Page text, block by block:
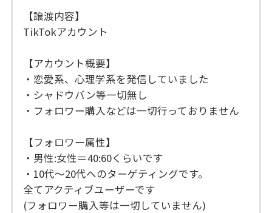
【譲渡内容】
TikTokアカウント
【アカウント概要】
・恋愛系、心理学系を発信していました
・シャドウバン等一切無し
・フォロワー購入などは一切行っておりません
【フォロワー属性】
・男性:女性＝40:60くらいです
・10代〜20代へのターゲティングです。
全てアクティブユーザーです
(フォロワー購入等は一切していません)